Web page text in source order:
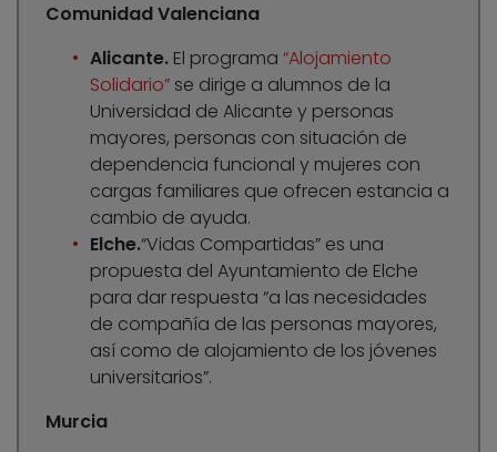
Comunidad Valenciana
Alicante. El programa “Alojamiento
Solidario” se dirige a alumnos de la
Universidad de Alicante y personas
mayores, personas con situación de
dependencia funcional y mujeres con
cargas familiares que ofrecen estancia a
cambio de ayuda.
Elche.“Vidas Compartidas” es una
propuesta del Ayuntamiento de Elche
para dar respuesta “a las necesidades
de compañía de las personas mayores,
así como de alojamiento de los jóvenes
universitarios”.
Murcia